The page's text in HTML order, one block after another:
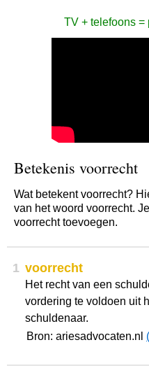
TV + telefoons =
Betekenis voorrecht
Wat betekent voorrecht?
van het woord voorrecht.
voorrecht toevoegen.
1 voorrecht
Het recht van een
vordering te voldoen uit
schuldenaar.
Bron: ariesadvocaten.nl